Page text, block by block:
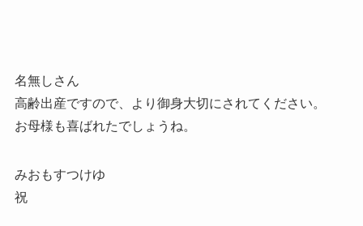
名無しさん
高齢出産ですので、より御身大切にされてください。
お母様も喜ばれたでしょうね。
みおもすつけゆ
祝